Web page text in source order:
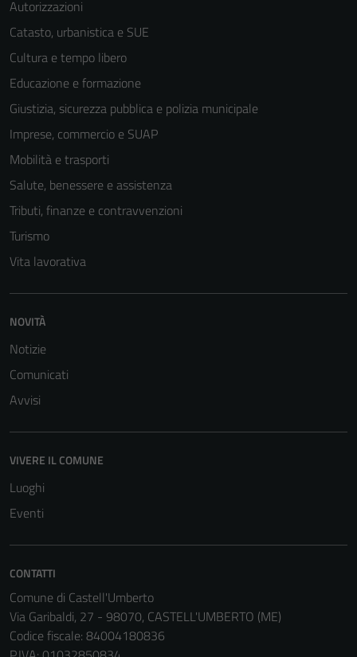
Autorizzazioni
Catasto, urbanistica e SUE
Cultura e tempo libero
Educazione e formazione
Giustizia, sicurezza pubblica e polizia municipale
Imprese, commercio e SUAP
Mobilità e trasporti
Salute, benessere e assistenza
Tributi, finanze e contravvenzioni
Turismo
Vita lavorativa
NOVITÀ
Notizie
Comunicati
Avvisi
VIVERE IL COMUNE
Luoghi
Eventi
CONTATTI
Comune di Castell'Umberto
Via Garibaldi, 27 - 98070, CASTELL'UMBERTO (ME)
Codice fiscale: 84004180836
del sito e non
informazioni